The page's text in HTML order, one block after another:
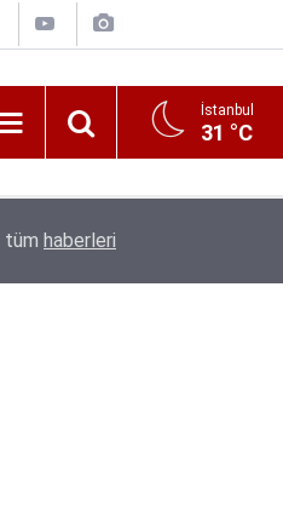
İstanbul
31 °C
1.874 Personel Alacak:
tüm haberleri